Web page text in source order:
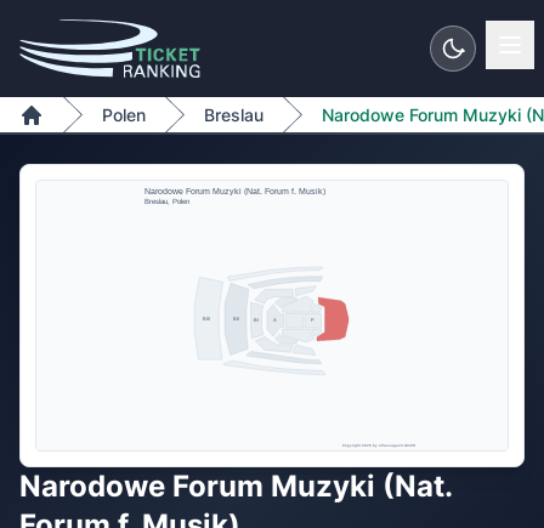
Zum Inhalt springen
Home
Polen Breslau Narodowe Forum Muzyki
Narodowe Forum Muzyki (Nat.
A
BI
BII
BIII P
Narodowe Forum Muzyki (Nat. Forum f. Musik)
Breslau, Polen
Copyright 2026 by ePassage24 GmbH